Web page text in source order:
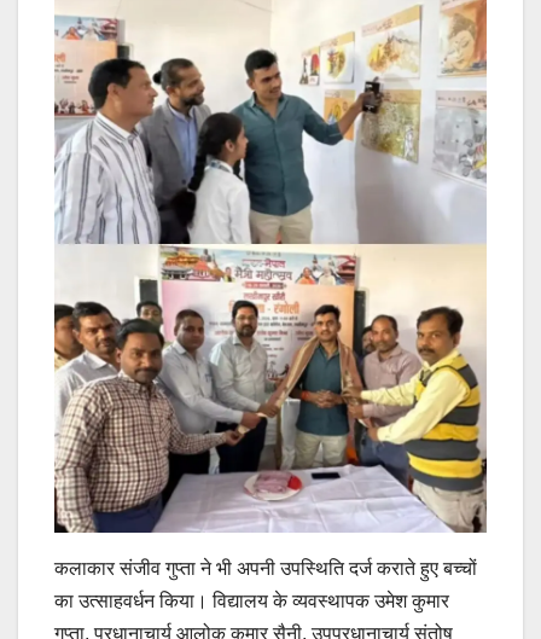
कलाकार संजीव गुप्ता ने भी अपनी उपस्थिति दर्ज कराते हुए बच्चों
का उत्साहवर्धन किया। विद्यालय के व्यवस्थापक उमेश कुमार
गुप्ता, प्रधानाचार्य आलोक कुमार सैनी, उपप्रधानाचार्य संतोष